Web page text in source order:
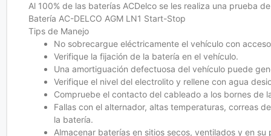
Al 100% de las baterías ACDelco se les realiza una prueba
Batería AC-DELCO AGM LN1 Start-Stop
Tips de Manejo
No sobrecargue eléctricamente el vehículo con
Verifique la fijación de la batería en el vehículo.
Una amortiguación defectuosa del vehículo puede
Verifique el nivel del electrolito y rellene con agua
Compruebe el contacto del cableado a los bornes de
Fallas con el alternador, altas temperaturas, correas
la batería.
Almacenar baterías en sitios secos, ventilados y en